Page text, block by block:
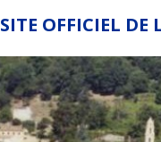
SITE OFFICIEL DE